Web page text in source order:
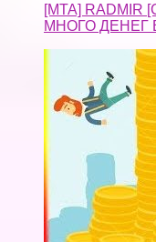
[MTA]
МНОГО ДЕНЕГ